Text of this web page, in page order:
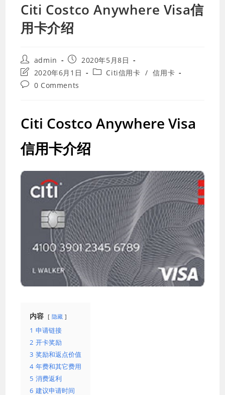
Citi Costco Anywhere Visa信
用卡介绍
Post
author:
admin
Post
published:
2020年5月8日
Post
last
modified:
2020年6月1日
PostCiti信用卡 / 信用卡
Post0 Comments
Citi Costco Anywhere Visa
信用卡介绍
内容 隐藏
1 申请链接
2 开卡奖励
3 奖励和返点价值
4 年费和其它费用
5 消费返利
6 建议申请时间